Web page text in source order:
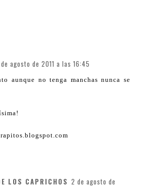
agosto de 2011 a las 16:45
aunque no tenga manchas nunca se
LOS CAPRICHOS 2 de agosto de